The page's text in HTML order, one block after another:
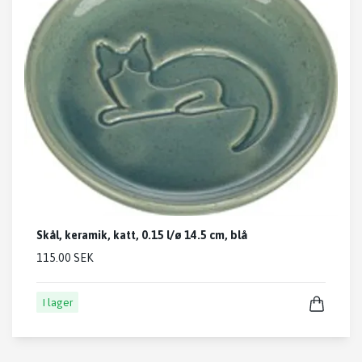
Skål, keramik, katt, 0.15 l/ø 14.5 cm, blå
115.00 SEK
I lager